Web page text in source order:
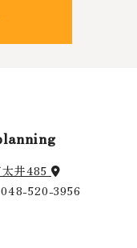
井485
520-3956